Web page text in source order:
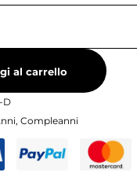
al carrello
D
,Compleanni